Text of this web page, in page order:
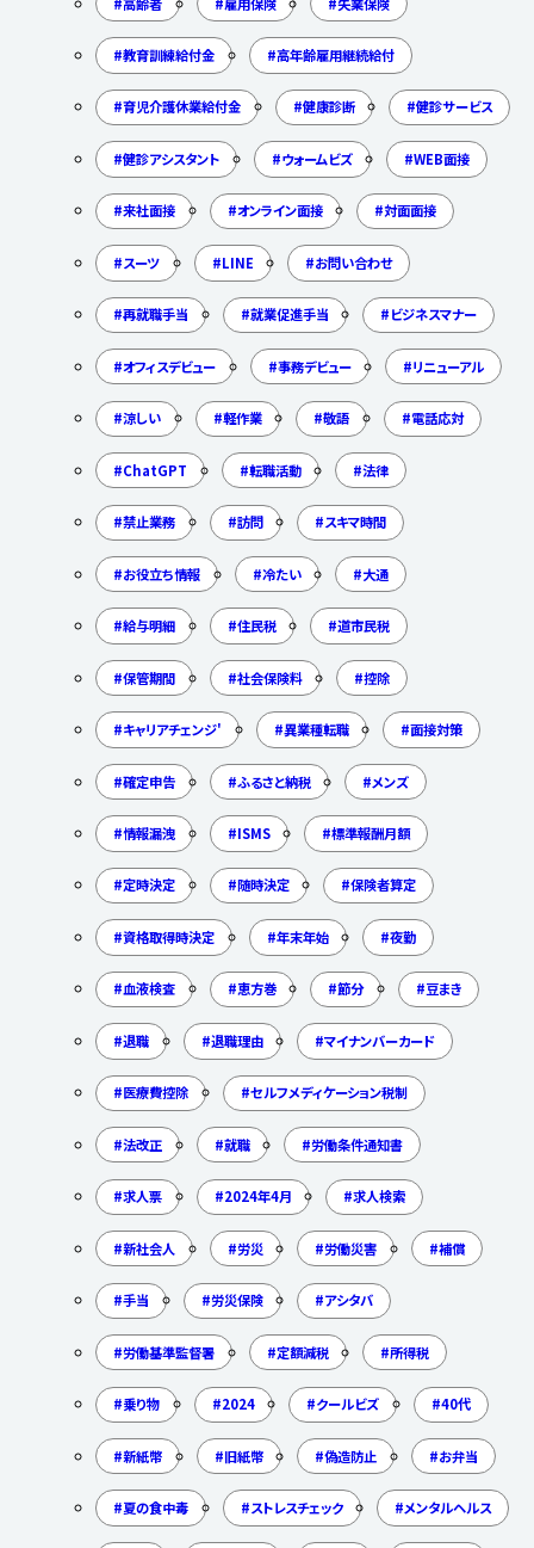
教育訓練給付金 高年齢雇用継続給付
育児介護休業給付金 健康診断 健診サービス
健診アシスタント ウォームビズ WEB面接
来社面接 オンライン面接 対面面接
スーツ LINE お問い合わせ
再就職手当 就業促進手当 ビジネスマナー
オフィスデビュー 事務デビュー リニューアル
涼しい 軽作業 敬語 電話応対
ChatGPT 転職活動 法律
禁止業務 訪問 スキマ時間
お役立ち情報 冷たい 大通
給与明細 住民税 道市民税
保管期間 社会保険料 控除
キャリアチェンジ' 異業種転職 面接対策
確定申告 ふるさと納税 メンズ
情報漏洩 ISMS 標準報酬月額
定時決定 随時決定 保険者算定
資格取得時決定 年末年始 夜勤
血液検査 恵方巻 節分 豆まき
退職 退職理由 マイナンバーカード
医療費控除 セルフメディケーション税制
法改正 就職 労働条件通知書
求人票 2024年4月 求人検索
新社会人 労災 労働災害 補償
手当 労災保険 アシタバ
労働基準監督署 定額減税 所得税
乗り物 2024 クールビズ 40代
新紙幣 旧紙幣 偽造防止 お弁当
夏の食中毒 ストレスチェック メンタルヘルス